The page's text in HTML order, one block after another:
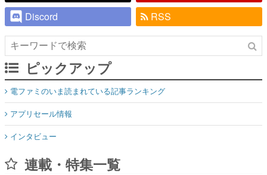
Discord
RSS
ピックアップ
電ファミのいま読まれている記事ランキング
アプリセール情報
インタビュー
連載・特集一覧